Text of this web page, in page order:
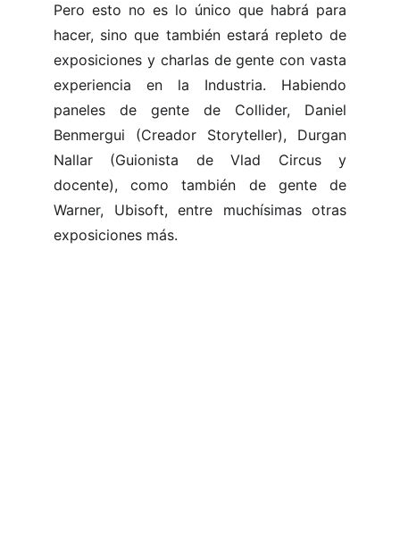
Pero esto no es lo único que habrá para
hacer, sino que también estará repleto de
exposiciones y charlas de gente con vasta
experiencia en la Industria. Habiendo
paneles de gente de Collider, Daniel
Benmergui (Creador Storyteller), Durgan
Nallar (Guionista de Vlad Circus y
docente), como también de gente de
Warner, Ubisoft, entre muchísimas otras
exposiciones más.